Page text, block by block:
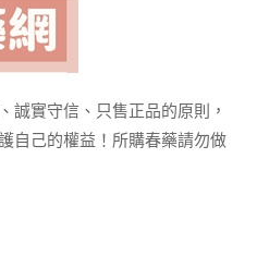
誠實守信、只售正品的原則，
自己的權益！所購春藥請勿做